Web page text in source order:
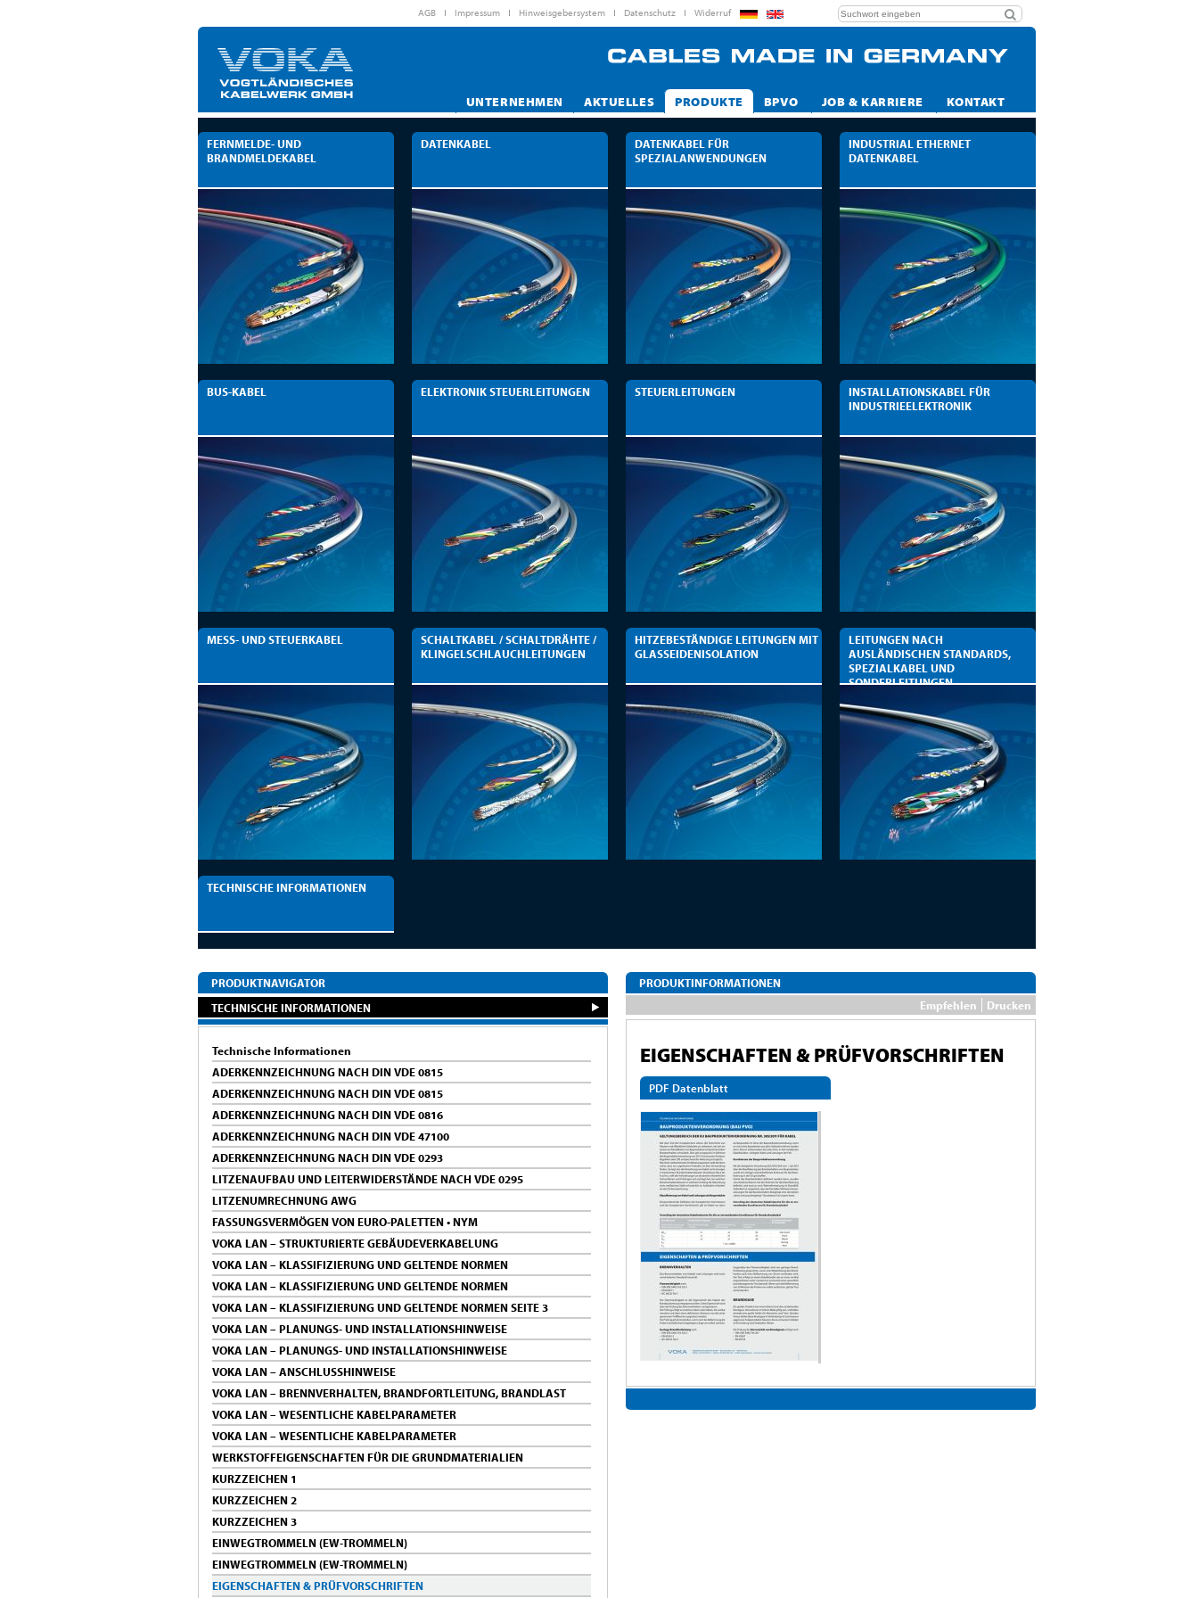
AGB Impressum Hinweisgebersystem Datenschutz Widerruf
UNTERNEHMEN AKTUELLES PRODUKTE BPVO JOB & KARRIERE KONTAKT
FERNMELDE- UND
BRANDMELDEKABEL
DATENKABEL
DATENKABEL FÜR
SPEZIALANWENDUNGEN
INDUSTRIAL ETHERNET
DATENKABEL
BUS-KABEL ELEKTRONIK STEUERLEITUNGEN STEUERLEITUNGEN
INSTALLATIONSKABEL FÜR
INDUSTRIEELEKTRONIK
MESS- UND STEUERKABEL
SCHALTKABEL / SCHALTDRÄHTE /
KLINGELSCHLAUCHLEITUNGEN
HITZEBESTÄNDIGE LEITUNGEN MIT
GLASSEIDENISOLATION
LEITUNGEN NACH
AUSLÄNDISCHEN STANDARDS,
SPEZIALKABEL UND
SONDERLEITUNGEN
TECHNISCHE INFORMATIONEN
PRODUKTNAVIGATOR
TECHNISCHE INFORMATIONEN
Technische Informationen
ADERKENNZEICHNUNG NACH DIN VDE 0815
ADERKENNZEICHNUNG NACH DIN VDE 0815
ADERKENNZEICHNUNG NACH DIN VDE 0816
ADERKENNZEICHNUNG NACH DIN VDE 47100
ADERKENNZEICHNUNG NACH DIN VDE 0293
LITZENAUFBAU UND LEITERWIDERSTÄNDE NACH VDE 0295
LITZENUMRECHNUNG AWG
FASSUNGSVERMÖGEN VON EURO-PALETTEN • NYM
VOKA LAN – STRUKTURIERTE GEBÄUDEVERKABELUNG
VOKA LAN – KLASSIFIZIERUNG UND GELTENDE NORMEN
VOKA LAN – KLASSIFIZIERUNG UND GELTENDE NORMEN
VOKA LAN – KLASSIFIZIERUNG UND GELTENDE NORMEN SEITE 3
VOKA LAN – PLANUNGS- UND INSTALLATIONSHINWEISE
VOKA LAN – PLANUNGS- UND INSTALLATIONSHINWEISE
VOKA LAN – ANSCHLUSSHINWEISE
VOKA LAN – BRENNVERHALTEN, BRANDFORTLEITUNG, BRANDLAST
VOKA LAN – WESENTLICHE KABELPARAMETER
VOKA LAN – WESENTLICHE KABELPARAMETER
WERKSTOFFEIGENSCHAFTEN FÜR DIE GRUNDMATERIALIEN
KURZZEICHEN 1
KURZZEICHEN 2
KURZZEICHEN 3
EINWEGTROMMELN (EW-TROMMELN)
EINWEGTROMMELN (EW-TROMMELN)
EIGENSCHAFTEN & PRÜFVORSCHRIFTEN
PRODUKTINFORMATIONEN
Empfehlen
Drucken
EIGENSCHAFTEN & PRÜFVORSCHRIFTEN
PDF Datenblatt